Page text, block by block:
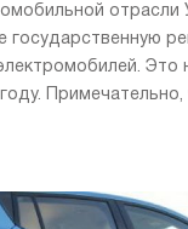
отрасли
государственную
Это
Примечательно,